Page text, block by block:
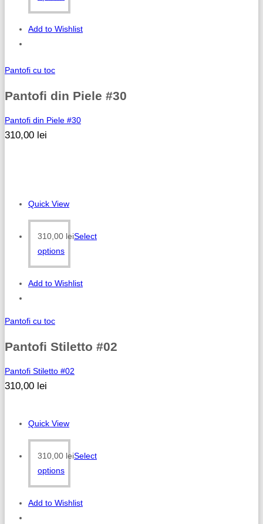
Add to Wishlist
Pantofi cu toc
Pantofi din Piele #30
Pantofi din Piele #30
310,00 lei
Quick View
310,00 leiSelect
options
Add to Wishlist
Pantofi cu toc
Pantofi Stiletto #02
Pantofi Stiletto #02
310,00 lei
Quick View
310,00 leiSelect
options
Add to Wishlist